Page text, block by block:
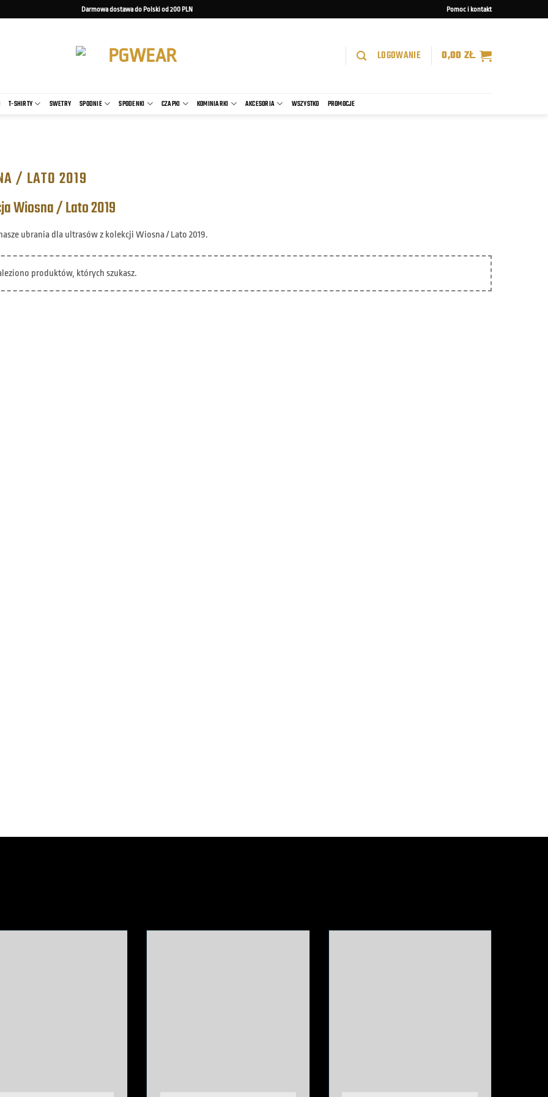
Darmowa dostawa do Polski od 200 PLN Pomoc i kontakt
LOGOWANIE 0,00 ZŁ
T-SHIRTY SWETRY SPODNIE SPODENKI CZAPKI KOMINIARKI AKCESORIA WSZYSTKO PROMOCJE
/ LATO 2019
Wiosna / Lato 2019
ubrania dla ultrasów z kolekcji Wiosna / Lato 2019.
produktów, których szukasz.